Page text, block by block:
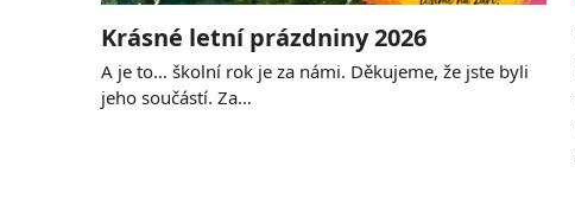
Krásné letní prázdniny 2026
A je to… školní rok je za námi. Děkujeme, že jste byli
jeho součástí. Za…